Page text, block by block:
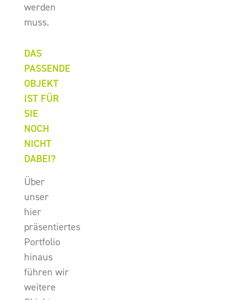
werden
muss.
DAS
PASSENDE
OBJEKT
IST FÜR
SIE
NOCH
NICHT
DABEI?
Über
unser
hier
präsentiertes
Portfolio
hinaus
führen wir
weitere